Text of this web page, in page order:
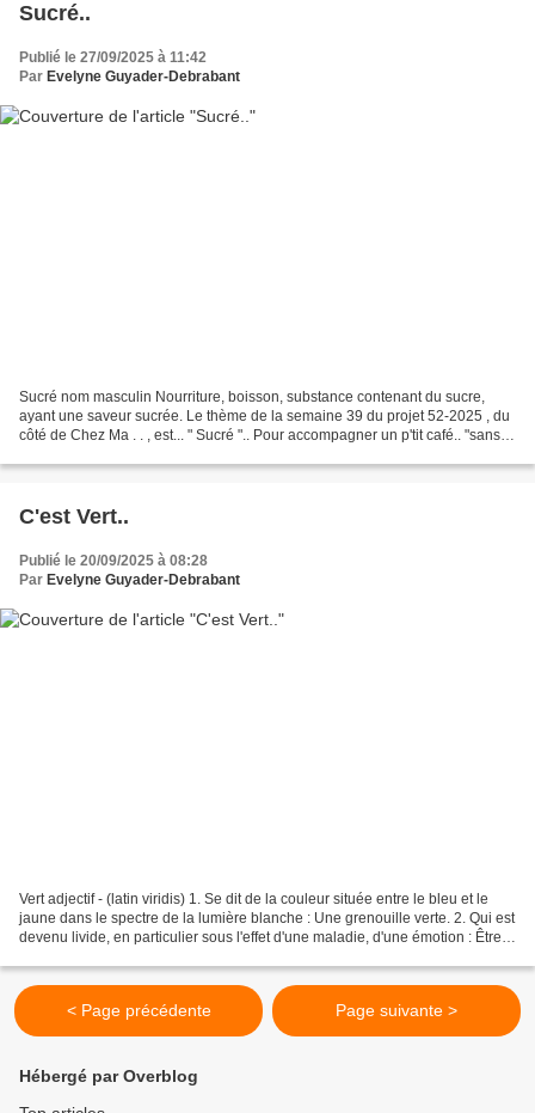
Sucré..
Publié le 27/09/2025 à 11:42
Par Evelyne Guyader-Debrabant
Sucré nom masculin Nourriture, boisson, substance contenant du sucre,
ayant une saveur sucrée. Le thème de la semaine 39 du projet 52-2025 , du
côté de Chez Ma . . , est... " Sucré ".. Pour accompagner un p'tit café.. "sans
C'est Vert..
Publié le 20/09/2025 à 08:28
Par Evelyne Guyader-Debrabant
Vert adjectif - (latin viridis) 1. Se dit de la couleur située entre le bleu et le
jaune dans le spectre de la lumière blanche : Une grenouille verte. 2. Qui est
devenu livide, en particulier sous l'effet d'une maladie, d'une émotion : Être
< Page précédente Page suivante >
Hébergé par Overblog